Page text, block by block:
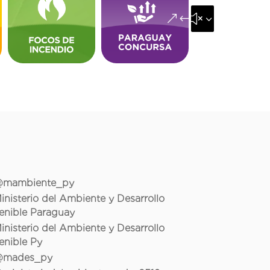
&#x35;
del Ambiente y Desarrollo
Paraguay
del Ambiente y Desarrollo
Py